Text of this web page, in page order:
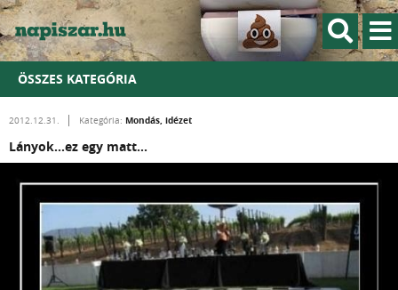
ÖSSZES KATEGÓRIA
2012.12.31. Kategória: Mondás, idézet
Lányok...ez egy matt...